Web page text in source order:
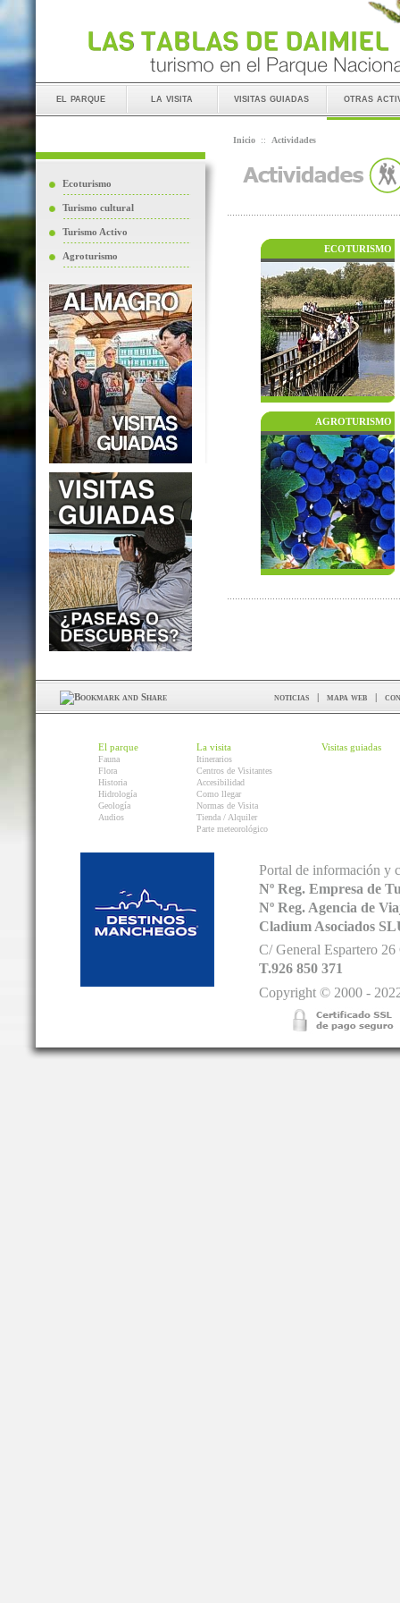
el parque la visita visitas guiadas otras
Ecoturismo
Turismo cultural
Turismo Activo
Agroturismo
Inicio :: Actividades
ECOTURISMO
AGROTURISMO
noticias | mapa web |
El parque
Fauna
Flora
Historia
Hidrología
Geología
Audios
La visita
Itinerarios
Centros de Visitantes
Accesibilidad
Como llegar
Normas de Visita
Tienda / Alquiler
Parte meteorológico
Visitas guiadas
Portal de información y
Nº Reg. Empresa de
Nº Reg. Agencia de
Cladium Asociados
C/ General Espartero
T.926 850 371
Copyright © 2000 -